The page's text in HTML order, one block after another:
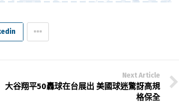
Next Article
大谷翔平50轟球在台展出 美國球迷驚訝高規
格保全